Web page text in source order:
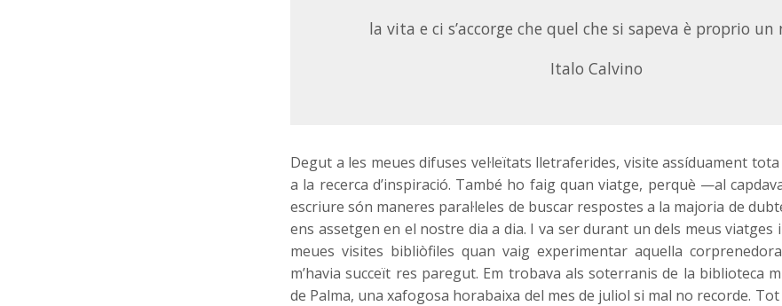
la vita e ci s’accorge che quel che si sapeva è proprio un
Italo Calvino
Degut a les meues difuses vel·leïtats lletraferides, visite assíduament
a la recerca d’inspiració. També ho faig quan viatge, perquè —al
escriure són maneres paral·leles de buscar respostes a la majoria de
ens assetgen en el nostre dia a dia. I va ser durant un dels meus viatges
meues visites bibliòfiles quan vaig experimentar aquella
m’havia succeït res paregut. Em trobava als soterranis de la biblioteca
de Palma, una xafogosa horabaixa del mes de juliol si mal no recorde.